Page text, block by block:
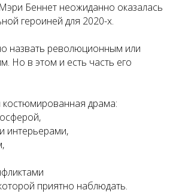
Беннет неожиданно оказалась
героиней для 2020-х.
назвать революционным или
Но в этом и есть часть его
драма:
интерьерами,
приятно наблюдать.